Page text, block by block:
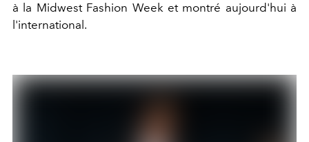
à la Midwest Fashion Week et montré aujourd'hui à
l'international.